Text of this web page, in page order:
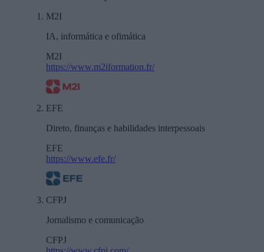
M2I
IA, informática e ofimática
M2I
https://www.m2iformation.fr/
EFE
Direto, finanças e habilidades interpessoais
EFE
https://www.efe.fr/
CFPJ
Jornalismo e comunicação
CFPJ